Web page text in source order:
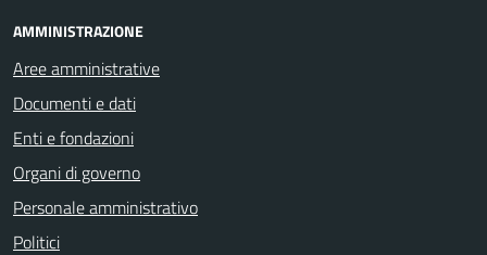
AMMINISTRAZIONE
Aree amministrative
Documenti e dati
Enti e fondazioni
Organi di governo
Personale amministrativo
Politici